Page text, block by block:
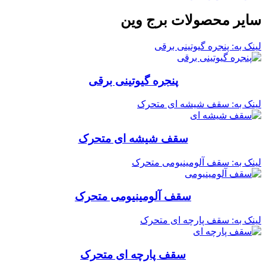
سایر محصولات برج وین
لینک به: پنجره گیوتینی برقی
پنجره گیوتینی برقی
لینک به: سقف شیشه ای متحرک
سقف شیشه ای متحرک
لینک به: سقف آلومینیومی متحرک
سقف آلومینیومی متحرک
لینک به: سقف پارچه ای متحرک
سقف پارچه ای متحرک